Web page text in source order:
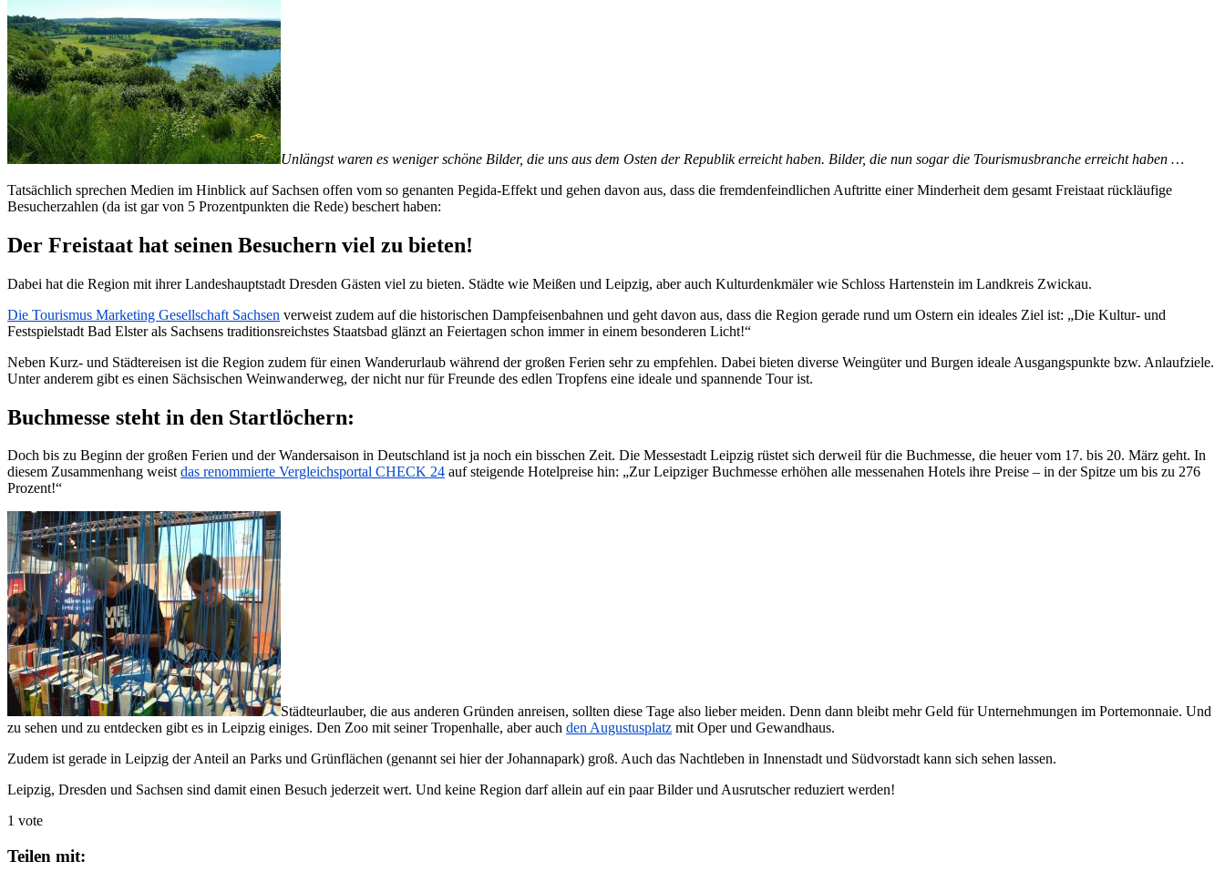
Unlängst waren es weniger schöne Bilder, die uns aus dem Osten der Republik erreicht haben. Bilder, die nun sogar die Tourismusbranche erreicht haben …
Tatsächlich sprechen Medien im Hinblick auf Sachsen offen vom so genanten Pegida-Effekt und gehen davon aus, dass die fremdenfeindlichen Auftritte einer Minderheit dem gesamt Freistaat rückläufige
Besucherzahlen (da ist gar von 5 Prozentpunkten die Rede) beschert haben:
Der Freistaat hat seinen Besuchern viel zu bieten!
Dabei hat die Region mit ihrer Landeshauptstadt Dresden Gästen viel zu bieten. Städte wie Meißen und Leipzig, aber auch Kulturdenkmäler wie Schloss Hartenstein im Landkreis Zwickau.
Die Tourismus Marketing Gesellschaft Sachsen verweist zudem auf die historischen Dampfeisenbahnen und geht davon aus, dass die Region gerade rund um Ostern ein ideales Ziel ist: „Die Kultur- und
Festspielstadt Bad Elster als Sachsens traditionsreichstes Staatsbad glänzt an Feiertagen schon immer in einem besonderen Licht!“
Neben Kurz- und Städtereisen ist die Region zudem für einen Wanderurlaub während der großen Ferien sehr zu empfehlen. Dabei bieten diverse Weingüter und Burgen ideale Ausgangspunkte bzw. Anlaufziele.
Unter anderem gibt es einen Sächsischen Weinwanderweg, der nicht nur für Freunde des edlen Tropfens eine ideale und spannende Tour ist.
Buchmesse steht in den Startlöchern:
Doch bis zu Beginn der großen Ferien und der Wandersaison in Deutschland ist ja noch ein bisschen Zeit. Die Messestadt Leipzig rüstet sich derweil für die Buchmesse, die heuer vom 17. bis 20. März geht. In
diesem Zusammenhang weistdas renommierte Vergleichsportal CHECK 24 auf steigende Hotelpreise hin: „Zur Leipziger Buchmesse erhöhen alle messenahen Hotels ihre Preise – in der Spitze um bis zu 276
Prozent!“
Städteurlauber, die aus anderen Gründen anreisen, sollten diese Tage also lieber meiden. Denn dann bleibt mehr Geld für Unternehmungen im Portemonnaie. Und
zu sehen und zu entdecken gibt es in Leipzig einiges. Den Zoo mit seiner Tropenhalle, aber auch den Augustusplatz mit Oper und Gewandhaus.
Zudem ist gerade in Leipzig der Anteil an Parks und Grünflächen (genannt sei hier der Johannapark) groß. Auch das Nachtleben in Innenstadt und Südvorstadt kann sich sehen lassen.
Leipzig, Dresden und Sachsen sind damit einen Besuch jederzeit wert. Und keine Region darf allein auf ein paar Bilder und Ausrutscher reduziert werden!
1 vote
Teilen mit: